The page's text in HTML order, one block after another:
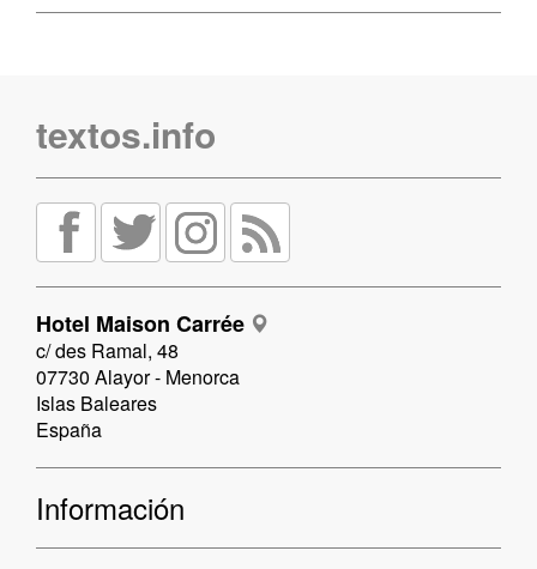
textos.info
Hotel Maison Carrée
c/ des Ramal, 48
07730 Alayor - Menorca
Islas Baleares
España
Información